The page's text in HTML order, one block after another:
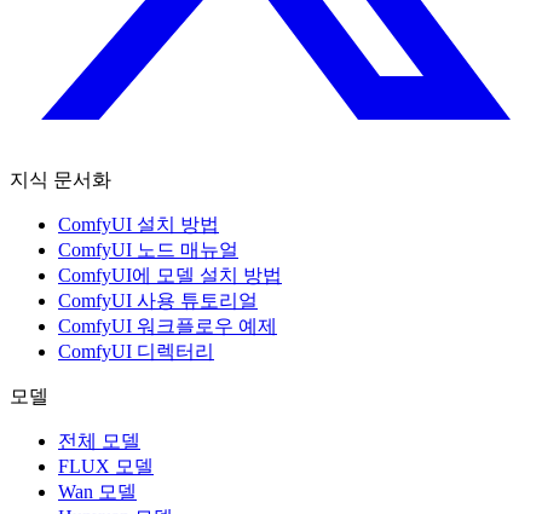
지식 문서화
ComfyUI 설치 방법
ComfyUI 노드 매뉴얼
ComfyUI에 모델 설치 방법
ComfyUI 사용 튜토리얼
ComfyUI 워크플로우 예제
ComfyUI 디렉터리
모델
전체 모델
FLUX 모델
Wan 모델